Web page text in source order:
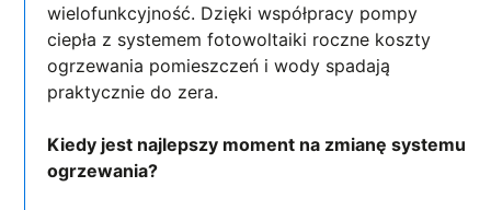
wielofunkcyjność. Dzięki współpracy pompy
ciepła z systemem fotowoltaiki roczne koszty
ogrzewania pomieszczeń i wody spadają
praktycznie do zera.
Kiedy jest najlepszy moment na zmianę systemu
ogrzewania?